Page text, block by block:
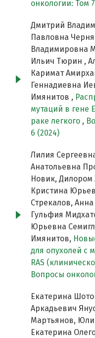
онкологии: Том
Дмитрий
Павловна
Владимировна
Ильич Тюрин ,
Каримат
Геннадиевна
Имянитов ,
мутаций в гене
раке легкого ,
6 (2024)
Лилия
Анатольевна
Новик,
Кристина
Стрекалов,
Гульфия
Юрьевна
Имянитов,
для опухолей с
RAS
Вопросы
Екатерина
Аркадьевич
Мартьянов,
Екатерина